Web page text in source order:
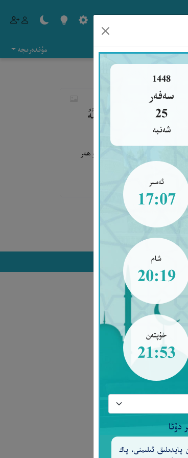
1448
سەفەر
25
شەنبە
ئەسىر
17:07
شام
20:19
خۇپتەن
21:53
دۇئا
ئىلىمنى، پاك
مۇندەرىجە
حَامِدُونَ، صَدَقَ اللَّهُ
ھەمدۇ-سانا ئۇنىڭغا خاستۇر، ئۇ ھەر
بەندىسى (مۇھەممەد